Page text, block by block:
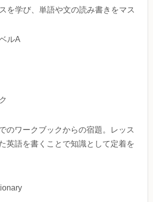
を学び、単語や文の読み書きをマス
ルA
のワークブックからの宿題。レッス
英語を書くことで知識として定着を